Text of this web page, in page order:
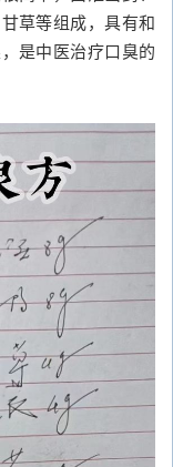
草等组成，具有和
是中医治疗口臭的